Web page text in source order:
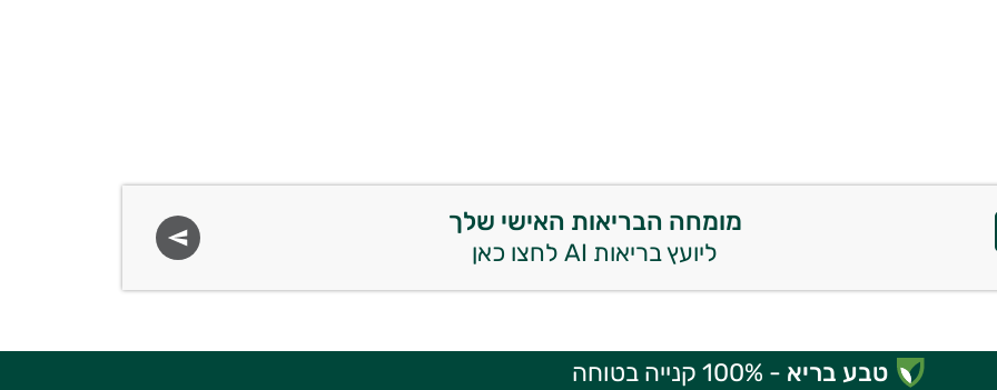
מומחה הבריאות האישי שלך
ליועץ בריאות AI לחצו כאן
טבע בריא - 100% קנייה בטוחה